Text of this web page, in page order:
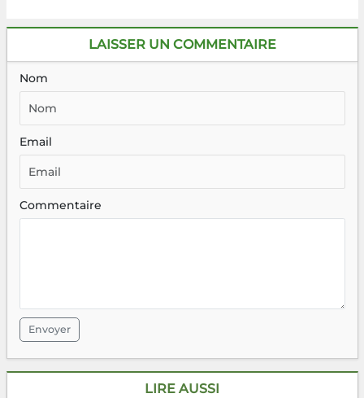
LAISSER UN COMMENTAIRE
Nom
Email
Commentaire
Envoyer
LIRE AUSSI